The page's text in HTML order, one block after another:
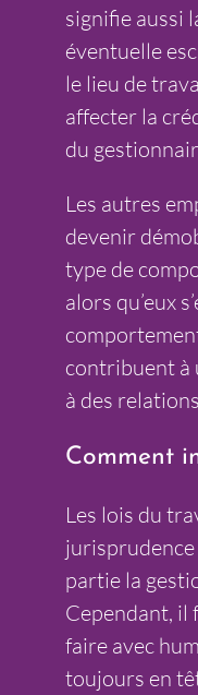
signifie aussi
éventuelle
le lieu de
affecter la
du
Les autres
devenir
type de
alors qu’eux
contribuent à
à des
Comment
Les lois du
partie la
Cependant, il
faire avec
toujours en